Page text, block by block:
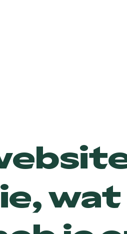
wat